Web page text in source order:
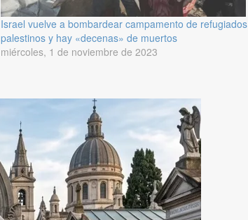
Israel vuelve a bombardear campamento de refugiados
palestinos y hay «decenas» de muertos
miércoles, 1 de noviembre de 2023